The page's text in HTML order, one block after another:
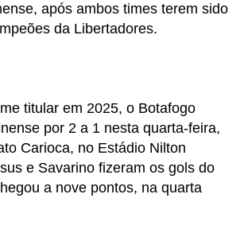
após ambos times terem sido
da Libertadores.
titular em 2025, o Botafogo
por 2 a 1 nesta quarta-feira,
Carioca, no Estádio Nilton
e Savarino fizeram os gols do
a nove pontos, na quarta